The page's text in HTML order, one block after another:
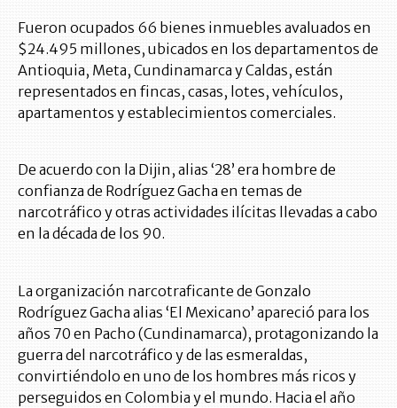
Fueron ocupados 66 bienes inmuebles avaluados en
$24.495 millones, ubicados en los departamentos de
Antioquia, Meta, Cundinamarca y Caldas, están
representados en fincas, casas, lotes, vehículos,
apartamentos y establecimientos comerciales.
De acuerdo con la Dijin, alias ‘28’ era hombre de
confianza de Rodríguez Gacha en temas de
narcotráfico y otras actividades ilícitas llevadas a cabo
en la década de los 90.
La organización narcotraficante de Gonzalo
Rodríguez Gacha alias ‘El Mexicano’ apareció para los
años 70 en Pacho (Cundinamarca), protagonizando la
guerra del narcotráfico y de las esmeraldas,
convirtiéndolo en uno de los hombres más ricos y
perseguidos en Colombia y el mundo. Hacia el año